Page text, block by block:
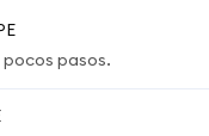
pocos pasos.